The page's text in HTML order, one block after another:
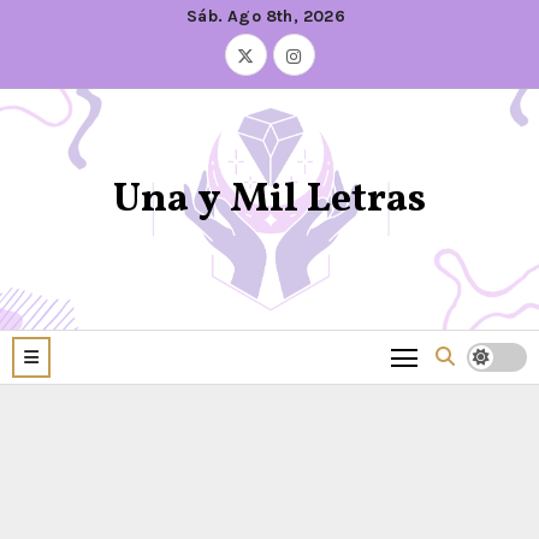
Sáb. Ago 8th, 2026
Una y Mil Letras